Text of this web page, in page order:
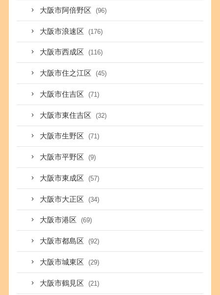
大阪市阿倍野区 (96)
大阪市浪速区 (176)
大阪市西成区 (116)
大阪市住之江区 (45)
大阪市住吉区 (71)
大阪市東住吉区 (32)
大阪市生野区 (71)
大阪市平野区 (9)
大阪市東成区 (57)
大阪市大正区 (34)
大阪市港区 (69)
大阪市都島区 (92)
大阪市城東区 (29)
大阪市鶴見区 (21)